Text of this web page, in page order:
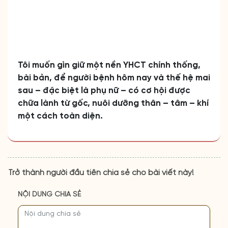
Tôi muốn gìn giữ một nền YHCT chính thống,
bài bản, để người bệnh hôm nay và thế hệ mai
sau – đặc biệt là phụ nữ – có cơ hội được
chữa lành từ gốc, nuôi dưỡng thân – tâm – khí
một cách toàn diện.
Trở thành người đầu tiên chia sẻ cho bài viết này!
NỘI DUNG CHIA SẺ